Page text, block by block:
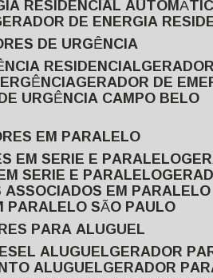
GERADOR DE ENERGIA
DE URGÊNCIA
RESIDENCIAL
GERADOR DE
DE URGÊNCIA CAMPO BELO
EM PARALELO
EM SERIE E PARALELO
SERIE E PARALELO
ASSOCIADOS EM PARALELO
PARALELO SÃO PAULO
PARA ALUGUEL
ALUGUEL GERADOR
ALUGUEL GERADOR